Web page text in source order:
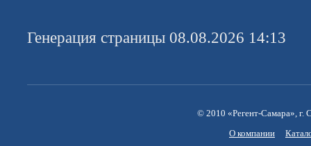
Генерация страницы 08.08.2026 14:13
© 2010 «Регент-Самара», г.
О компании